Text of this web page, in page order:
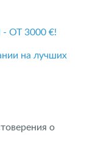
ОТ 3000 €!
на лучших
о